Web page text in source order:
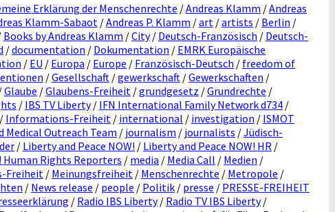
Erklärung der Menschenrechte /Andreas Klamm /Andreas
Klamm-Sabaot /Andreas P. Klamm /art /artists / Berlin /
Books by Andreas Klamm /City/ Deutsch-Französisch / Deutsch-
/documentation / Dokumentation / EMRK Europäische
/ EU / Europa / Europe / Französisch-Deutsch / freedom of
/Gesellschaft /gewerkschaft /Gewerkschaften /
Glaube /Glaubens-Freiheit /grundgesetz /Grundrechte /
/ IBS TV Liberty/ IFN International Family Network d734 /
/ Informations-Freiheit / international / investigation / ISMOT
Outreach Team / journalism / journalists /Jüdisch-
/ Liberty and Peace NOW! / Liberty and Peace NOW! HR /
Human Rights Reporters / media / Media Call / Medien /
Freiheit / Meinungsfreiheit / Menschenrechte / Metropole /
/ News release / people / Politik / presse / PRESSE-FREIHEIT
/ Radio IBS Liberty/ Radio TV IBS Liberty/